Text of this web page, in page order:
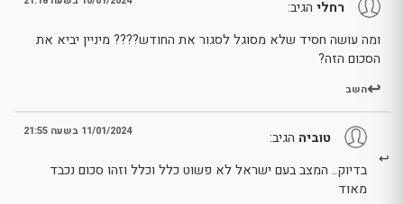
רחלי הגיב:
ומה עושה חסיד שלא מסוגל לסגור את החודש???? מיניין יביא את
הסכום הזה?
השב
טוביה הגיב: 11/01/2024 בשעה 21:55
בדיוק.. המצב בעם ישראל לא פשוט כלל וכלל וזהו סכום נכבד
מאוד